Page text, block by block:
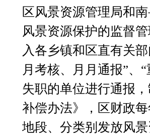
区风景资源管理局和
风景资源保护的监督
入各乡镇和区直有关
月考核、月月通报”、
失职的单位进行通报
补偿办法》，区财政
地段、分类别发放风